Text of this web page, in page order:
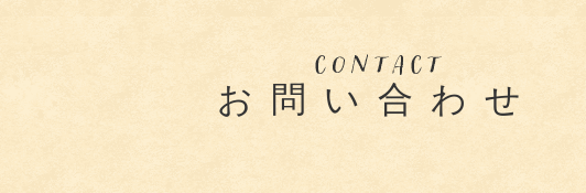
お問い合わせ